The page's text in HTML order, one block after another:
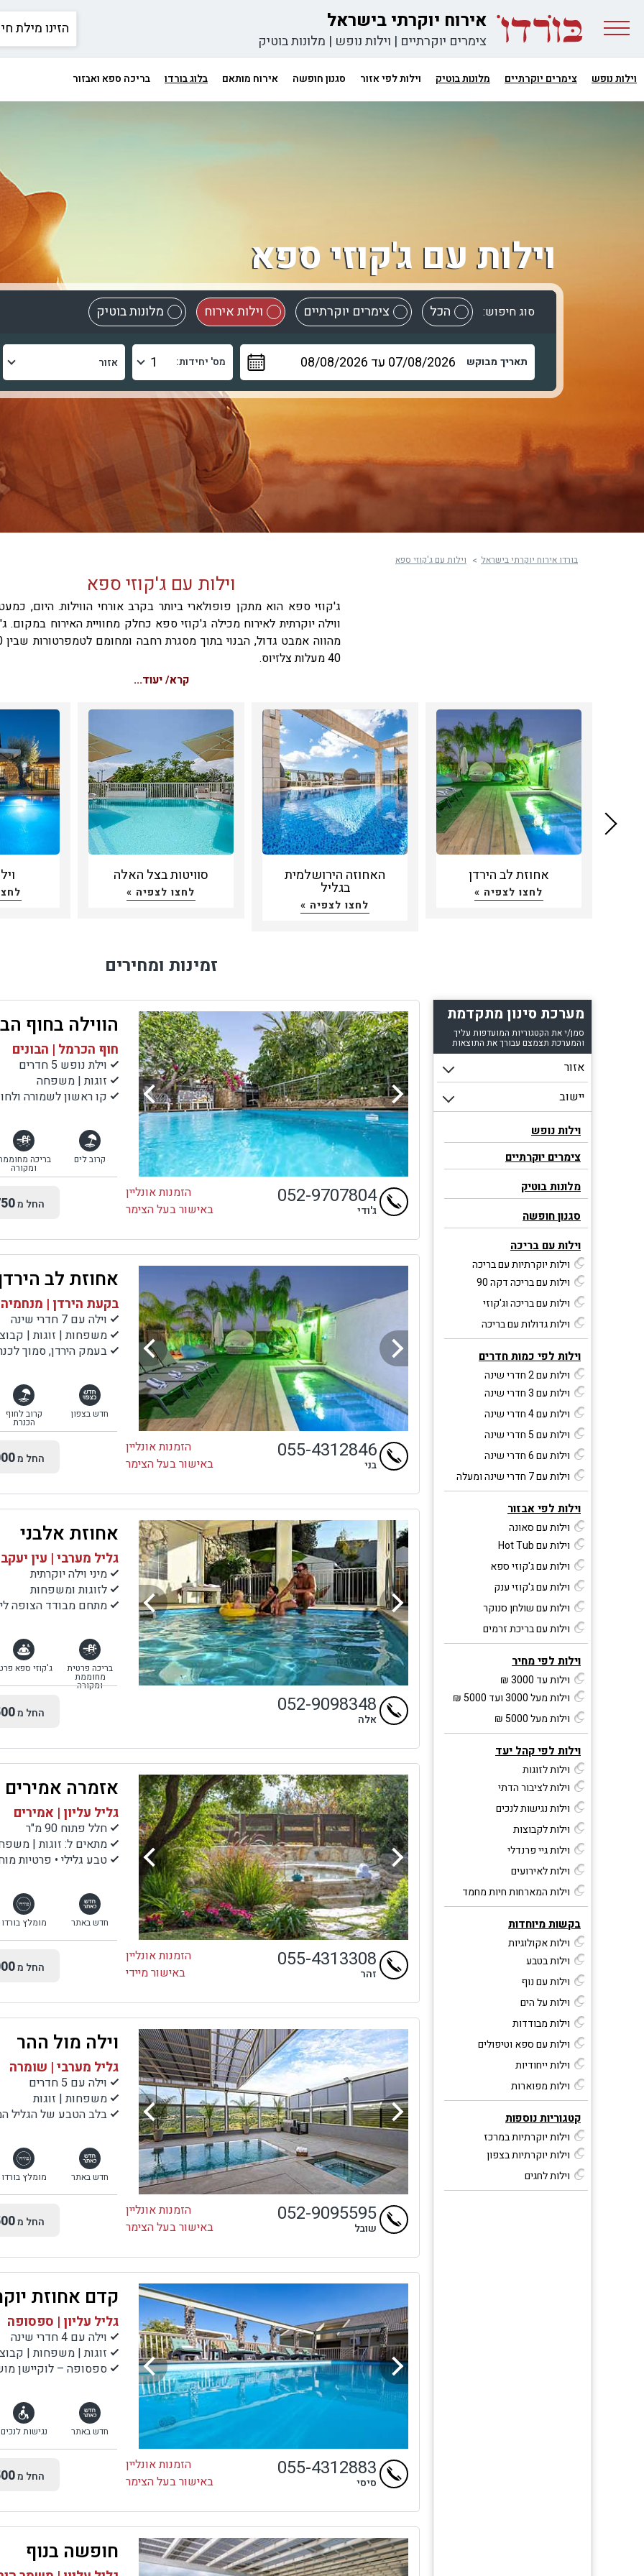
אירוח יוקרתי בישראל
צימרים יוקרתיים | וילות נופש | מלונות בוטיק
וילות נופש צימרים יוקרתיים מלונות בוטיק וילות לפי אזור סגנון חופשה אירוח מותאם בלוג בורדו בריכה ספא ואבזור
וילות עם ג'קוזי ספא
סוג חיפוש: הכל צימרים יוקרתיים וילות אירוח מלונות בוטיק
תאריך מבוקש מס' יחידות:
בורדו אירוח יוקרתי בישראל וילות עם ג'קוזי ספא
וילות עם ג'קוזי ספא
ג'קוזי ספא הוא מתקן פופולארי ביותר בקרב אורחי הווילות. היום,
ווילה יוקרתית לאירוח מכילה ג'קוזי ספא כחלק מחוויית האירוח במקום.
40 מעלות צלזיוס.
ג'קוזי: ג'קוזי ביתי וג'קוזי ספא, בו המים נשמרים חמים לעורך הזמן
טיהור על ידי פילטרים מסננים. המרכיב העיקרי של ג'קוזי ספא הוא
זרמי מים חזקים המופעלים מפתחים.
מתקני "סופט טאב" ו"האט טאב" מהווים סוגים פחות מוכרים של
בשל גודלם הקטן. כיום, מציעות וילות עם ג'קוזי ספא מתקני ג'קוזי
גדולים ועוצמתים במיוחד, אשר נועדים למספר גדול של מתרחצים בו
עד עשרה אנשים. לרוב, מגיע ג'קוזי ספא כמתקן עצמאי, אך בווילות עם
ספא רבות אפשר למצוא מתקנים אלה כחלק נבנה בתוך בריכת שחיה.
ג'קוזי ספא רבים מאובזרים בתאורה פנימית אשר מעניקה לחוויית
אווירה רומנטית, רדיו, מערכת מוזיקה ואף מסךLCD
המחובר אל המתקן.
ספא מהווה מרכז פעילות לכל אורחי הווילה, ולרוב יהיה ממוקם במתחם
של המתחם ולעיתים שוכן בתוך מבנה מקורה, המוגן מהקור והגשם.
קרא/ יעוד...
אחוזת לב הירדן
לחצו לצפיה »
האחוזה הירושלמית
בגליל
לחצו לצפיה »
סוויטות בצל האלה
לחצו לצפיה »
זמינות ומחירים
מערכת סינון מתקדמת
סמן/י את הקטגוריות המועדפות עליך
והמערכת תצמצם עבורך את התוצאות
וילות נופש
צימרים יוקרתיים
מלונות בוטיק
סגנון חופשה
וילות עם בריכה
וילות יוקרתיות עם בריכה
וילות עם בריכה דקה 90
וילות עם בריכה וג'קוזי
וילות גדולות עם בריכה
וילות לפי כמות חדרים
וילות עם 2 חדרי שינה
וילות עם 3 חדרי שינה
וילות עם 4 חדרי שינה
וילות עם 5 חדרי שינה
וילות עם 6 חדרי שינה
וילות עם 7 חדרי שינה ומעלה
וילות לפי אבזור
וילות עם סאונה
וילות עם Hot Tub
וילות עם ג'קוזי ספא
וילות עם ג'קוזי ענק
וילות עם שולחן סנוקר
וילות עם בריכת זרמים
וילות לפי מחיר
וילות עד 3000 ₪
וילות מעל 3000 ועד 5000 ₪
וילות מעל 5000 ₪
וילות לפי קהל יעד
וילות לזוגות
וילות לציבור הדתי
וילות נגישות לנכים
וילות לקבוצות
וילות גיי פרנדלי
וילות לאירועים
וילות המארחות חיות מחמד
בקשות מיוחדות
וילות אקולוגיות
וילות בטבע
וילות עם נוף
וילות על הים
וילות מבודדות
וילות עם ספא וטיפולים
וילות ייחודיות
וילות מפוארות
קטגוריות נוספות
וילות יוקרתיות במרכז
וילות יוקרתיות בצפון
וילות לחגים
הווילה בחוף
חוף הכרמל | הבונים
וילת נופש 5 חדרים
זוגות | משפחה
קו ראשון לשמורה
קרוב לים בריכה
ומקורה
הזמנות אונליין
באישור בעל הצימר
052-9707804
ג'ודי החל מ
אחוזת לב
בקעת הירדן | מנחמיה
וילה עם 7 חדרי שינה
משפחות | זוגות |
בעמק הירדן, סמוך לכנרת,
חדש בצפון קרוב לחוף
הכנרת
הזמנות אונליין
באישור בעל הצימר
055-4312846
בני החל מ
אחוזת אלבני
גליל מערבי | עין יעקב
מיני וילה יוקרתית
לזוגות ומשפחות
מתחם מבודד הצופה
בריכה פרטית
מחוממת
ומקורה
ג'קוזי ספא
052-9098348
אלה החל מ
אזמרה אמירים
גליל עליון | אמירים
חלל פתוח 90 מ"ר
מתאים ל: זוגות | משפחות | קבוצות
טבע גלילי • פרטיות
חדש באתר מומלץ בורדו
הזמנות אונליין
באישור מיידי
055-4313308
זהר החל מ
וילה מול ההר
גליל מערבי | שומרה
וילה עם 5 חדרים
משפחות | זוגות
בלב הטבע של הגליל
חדש באתר מומלץ בורדו
הזמנות אונליין
באישור בעל הצימר
052-9095595
שובל החל מ
קדם אחוזת
גליל עליון | ספסופה
וילה עם 4 חדרי שינה
זוגות | משפחות |
ספסופה – לוקיישן
חדש באתר נגישות לנכים
הזמנות אונליין
באישור בעל הצימר
055-4312883
סיסי החל מ
חופשה בנוף